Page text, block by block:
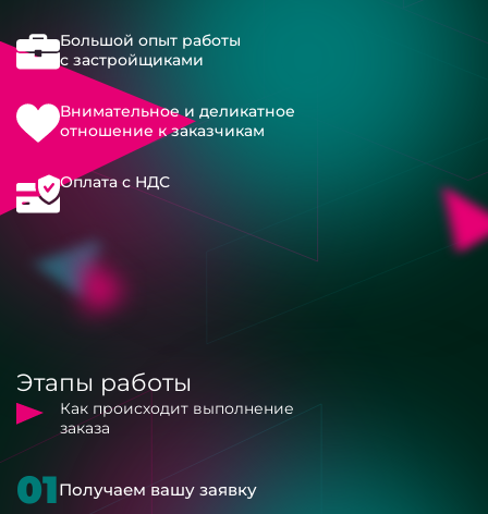
Большой опыт работы
с застройщиками
Внимательное и деликатное
отношение к заказчикам
Оплата с НДС
Этапы работы
Как происходит выполнение
заказа
01Получаем вашу заявку